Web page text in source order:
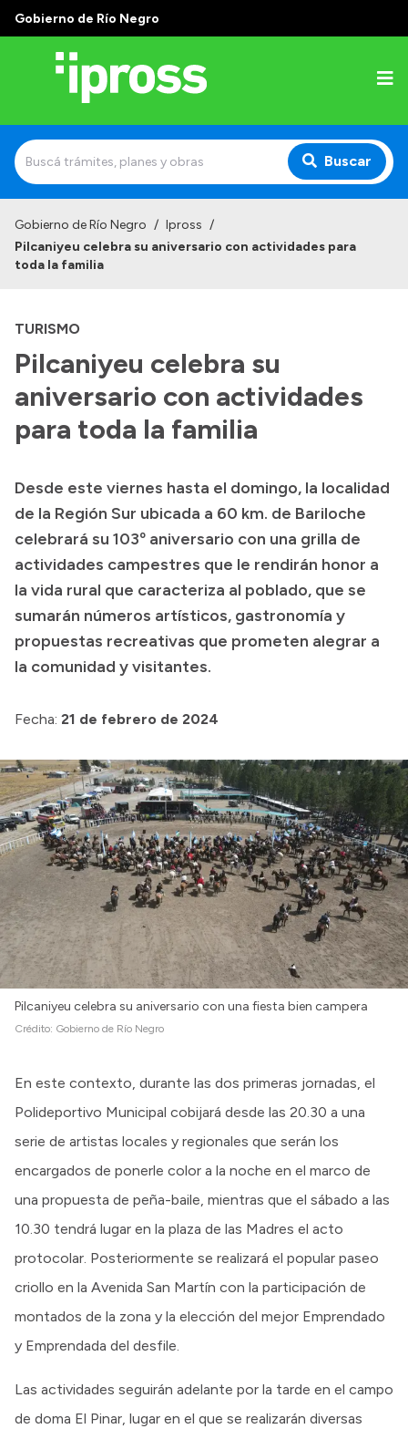
Gobierno de Río Negro
Buscar
Institucional
Autoridades
Delegaciones
Consultorios Propios
Presentación CV
Transparencia
Inversión en Salud
Licitaciones
Consulta de expedientes
Gobierno de Río Negro / Ipross /
Pilcaniyeu celebra su aniversario con actividades para
toda la familia
TURISMO
Pilcaniyeu celebra su
aniversario con actividades
para toda la familia
Desde este viernes hasta el domingo, la localidad
de la Región Sur ubicada a 60 km. de Bariloche
celebrará su 103º aniversario con una grilla de
actividades campestres que le rendirán honor a
la vida rural que caracteriza al poblado, que se
sumarán números artísticos, gastronomía y
propuestas recreativas que prometen alegrar a
la comunidad y visitantes.
Fecha: 21 de febrero de 2024
Pilcaniyeu celebra su aniversario con una fiesta bien campera
Crédito: Gobierno de Río Negro
En este contexto, durante las dos primeras jornadas, el
Polideportivo Municipal cobijará desde las 20.30 a una
serie de artistas locales y regionales que serán los
encargados de ponerle color a la noche en el marco de
una propuesta de peña-baile, mientras que el sábado a las
10.30 tendrá lugar en la plaza de las Madres el acto
protocolar. Posteriormente se realizará el popular paseo
criollo en la Avenida San Martín con la participación de
montados de la zona y la elección del mejor Emprendado
y Emprendada del desfile.
Las actividades seguirán adelante por la tarde en el campo
de doma El Pinar, lugar en el que se realizarán diversas